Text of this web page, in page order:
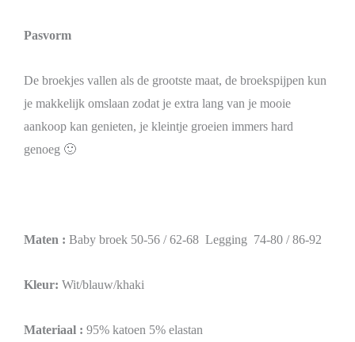
Pasvorm
De broekjes vallen als de grootste maat, de broekspijpen kun
je makkelijk omslaan zodat je extra lang van je mooie
aankoop kan genieten, je kleintje groeien immers hard
genoeg 🙂
Maten : Baby broek 50-56 / 62-68 Legging 74-80 / 86-92
Kleur: Wit/blauw/khaki
Materiaal : 95% katoen 5% elastan